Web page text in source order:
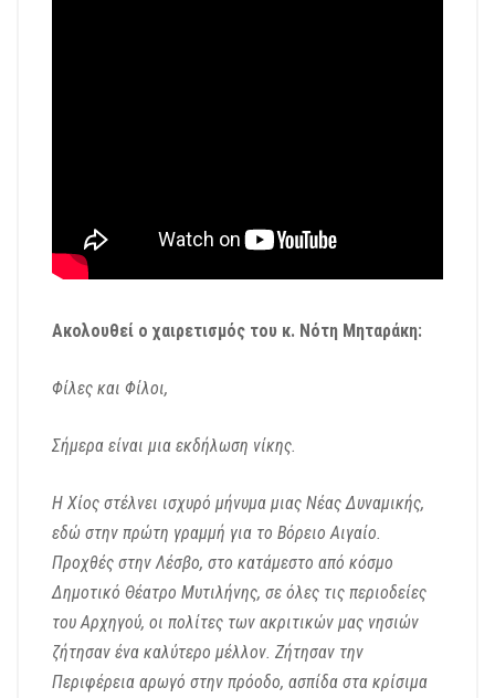
Ακολουθεί ο χαιρετισμός του κ. Νότη Μηταράκη:
Φίλες και Φίλοι,
Σήμερα είναι μια εκδήλωση νίκης.
Η Χίος στέλνει ισχυρό μήνυμα μιας Νέας Δυναμικής,
εδώ στην πρώτη γραμμή για το Βόρειο Αιγαίο.
Προχθές στην Λέσβο, στο κατάμεστο από κόσμο
Δημοτικό Θέατρο Μυτιλήνης, σε όλες τις περιοδείες
του Αρχηγού, οι πολίτες των ακριτικών μας νησιών
ζήτησαν ένα καλύτερο μέλλον. Ζήτησαν την
Περιφέρεια αρωγό στην πρόοδο, ασπίδα στα κρίσιμα